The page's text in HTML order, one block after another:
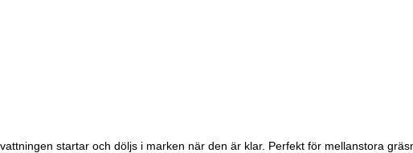
startar och döljs i marken när den är klar. Perfekt för mellanstora